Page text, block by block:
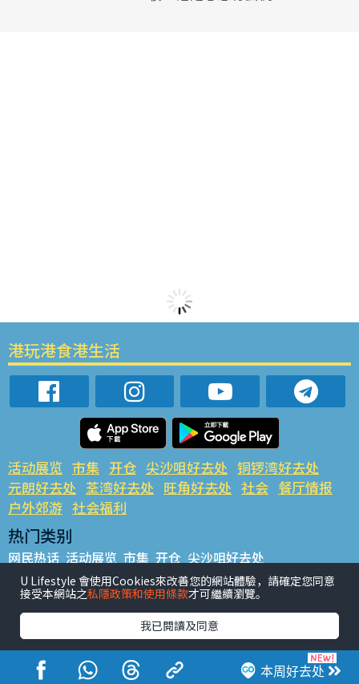
本周好去处
港玩港食港生活
活动展览 市集 开仓 尖沙咀好去处 铜锣湾好去处
元朗好去处 荃湾好去处 旺角好去处 社会 餐厅情报
户外郊游 社会福利
热门类别
网民热话 活动展览 市集 开仓 尖沙咀好去处
铜锣湾好去处 元朗好去处 荃湾好去处 旺角好去处 社会
餐厅情报 户外郊游
热门标签
#UGO揾好去处 #人气活动推介 #美食社群热话
#亲子玩乐好去处
#ULifestyle应用程式
#限时抢
U Lifestyle 會使用Cookies來改善您的網站體驗，請確定您同意
接受本網站之私隱政策和使用條款才可繼續瀏覽。
我已閱讀及同意